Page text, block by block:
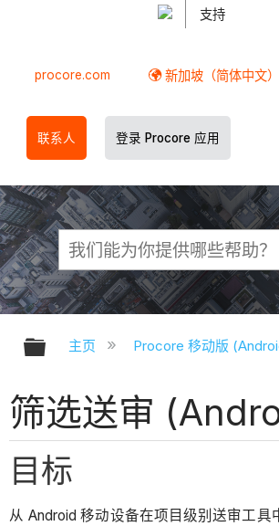
支持
procore.com 新加坡（简体中文）
联系人 登录 Procore 应用
扩展/隐缩全局层次
主页 Procore 移动版
筛选送审
目标
从 Android 移动设备在项目级别送审工具